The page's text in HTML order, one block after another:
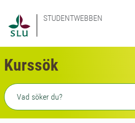
STUDENTWEBBEN
Kurssök
Fritext sökning